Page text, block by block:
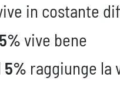
in costante
vive bene
5% raggiunge la